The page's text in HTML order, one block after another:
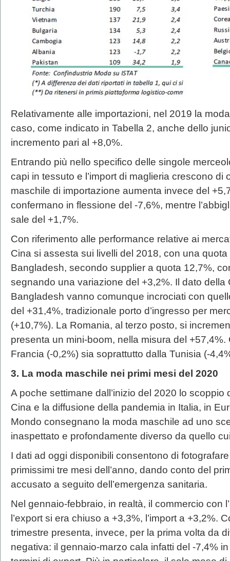
Relativamente alle importazioni, nel 2019 la
caso, come indicato in Tabella 2, anche dello
incremento pari al +8,0%.
Entrando più nello specifico delle singole
capi in tessuto e l’import di maglieria crescono di
maschile di importazione aumenta invece del
confermano in flessione del -7,6%, mentre
sale del +1,7%.
Con riferimento alle performance relative ai
Cina si assesta sui livelli del 2018, con una
Bangladesh, secondo supplier a quota 12,7%,
segnando una variazione del +3,2%. Il dato della
Bangladesh vanno comunque incrociati con
del +31,4%, tradizionale porto d’ingresso per
(+10,7%). La Romania, al terzo posto, si
presenta un mini-boom, nella misura del +57,4%.
Francia (-0,2%) sia soprattutto dalla Tunisia (-
3. La moda maschile nei primi mesi del 2020
A poche settimane dall’inizio del 2020 lo scoppio
Cina e la diffusione della pandemia in Italia, in
Mondo consegnano la moda maschile ad uno
inaspettato e profondamente diverso da quello
I dati ad oggi disponibili consentono di
primissimi tre mesi dell’anno, dando conto del
accusato a seguito dell’emergenza sanitaria.
Nel gennaio-febbraio, in realtà, il commercio con
l’export si era chiuso a +3,3%, l’import a +3,2%.
trimestre presenta, invece, per la prima volta da
negativa: il gennaio-marzo cala infatti del -7,4%